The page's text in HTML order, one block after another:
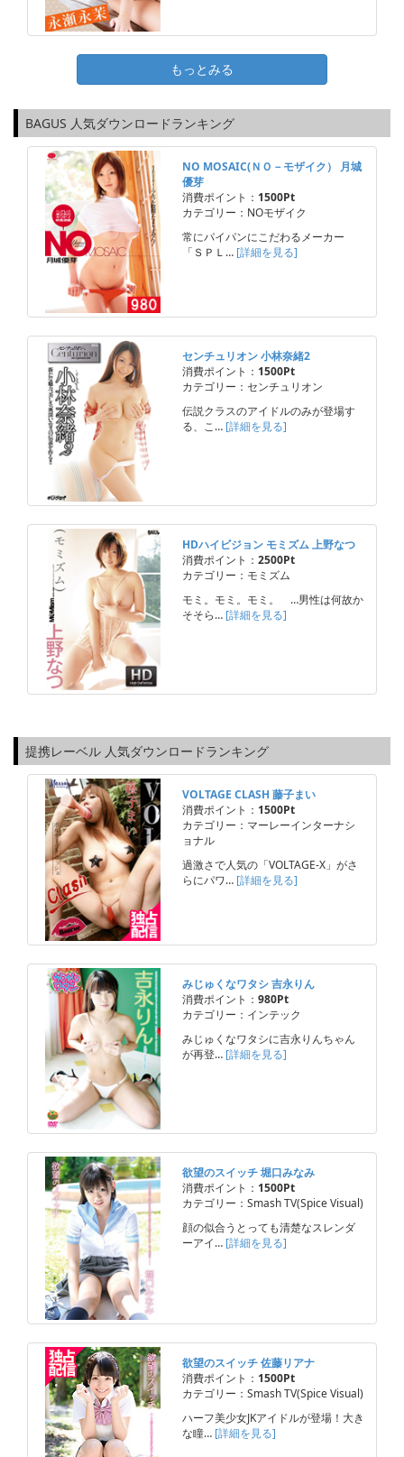
もっとみる
BAGUS 人気ダウンロードランキング
NO MOSAIC(ＮＯ－モザイク） 月城
優芽
消費ポイント： 1500Pt
カテゴリー：NOモザイク
常にパイパンにこだわるメーカー
「ＳＰＬ… [詳細を見る]
センチュリオン 小林奈緒2
消費ポイント： 1500Pt
カテゴリー：センチュリオン
伝説クラスのアイドルのみが登場す
る、こ… [詳細を見る]
HDハイビジョン モミズム 上野なつ
消費ポイント： 2500Pt
カテゴリー：モミズム
モミ。モミ。モミ。 …男性は何故か
そそら… [詳細を見る]
提携レーベル 人気ダウンロードランキング
VOLTAGE CLASH 藤子まい
消費ポイント： 1500Pt
カテゴリー：マーレーインターナシ
ョナル
過激さで人気の「VOLTAGE-X」がさ
らにパワ… [詳細を見る]
みじゅくなワタシ 吉永りん
消費ポイント： 980Pt
カテゴリー：インテック
みじゅくなワタシに吉永りんちゃん
が再登… [詳細を見る]
欲望のスイッチ 堀口みなみ
消費ポイント： 1500Pt
カテゴリー：Smash TV(Spice Visual)
顔の似合うとっても清楚なスレンダ
ーアイ… [詳細を見る]
欲望のスイッチ 佐藤リアナ
消費ポイント： 1500Pt
カテゴリー：Smash TV(Spice Visual)
ハーフ美少女JKアイドルが登場！大き
な瞳… [詳細を見る]